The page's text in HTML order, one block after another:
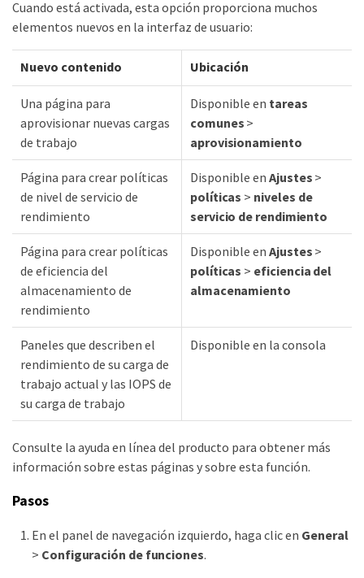
Cuando está activada, esta opción proporciona muchos
elementos nuevos en la interfaz de usuario:
Nuevo contenido Ubicación
Una página para
aprovisionar nuevas cargas
de trabajo
Disponible en tareas
comunes >
aprovisionamiento
Página para crear políticas
de nivel de servicio de
rendimiento
Disponible en Ajustes >
políticas > niveles de
servicio de rendimiento
Página para crear políticas
de eficiencia del
almacenamiento de
rendimiento
Disponible en Ajustes >
políticas > eficiencia del
almacenamiento
Paneles que describen el
rendimiento de su carga de
trabajo actual y las IOPS de
su carga de trabajo
Disponible en la consola
Consulte la ayuda en línea del producto para obtener más
información sobre estas páginas y sobre esta función.
Pasos
En el panel de navegación izquierdo, haga clic en General
> Configuración de funciones.